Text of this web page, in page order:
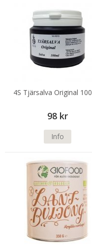
4S Tjärsalva Original
98 kr
Info